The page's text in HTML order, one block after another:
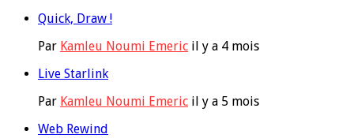
Quick, Draw !
Par Kamleu Noumi Emeric il y a 4 mois
Live Starlink
Par Kamleu Noumi Emeric il y a 5 mois
Web Rewind